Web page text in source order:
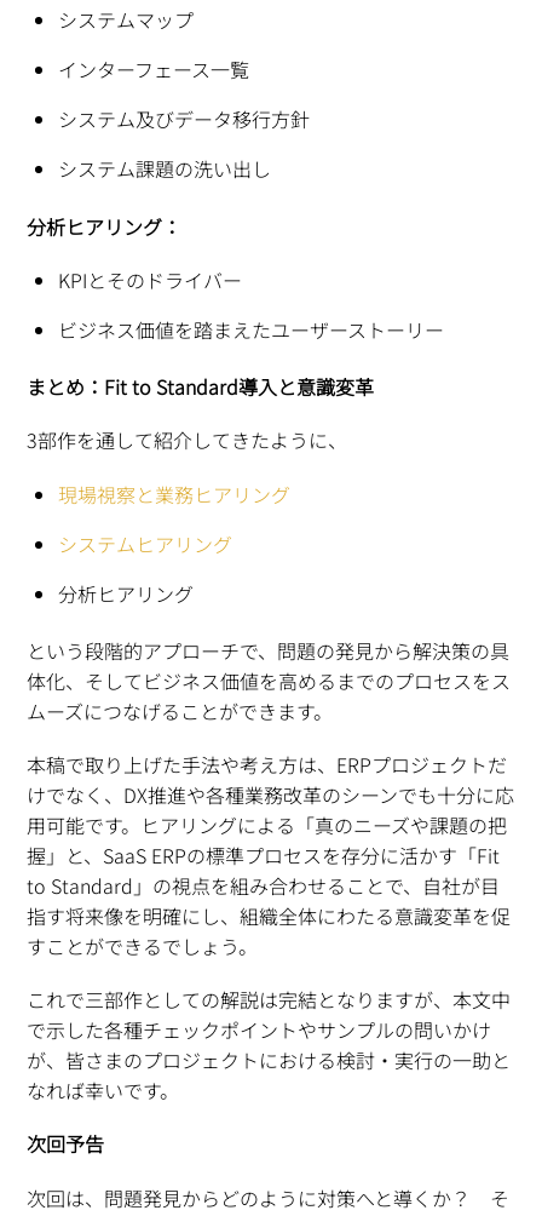
システムマップ
インターフェース一覧
システム及びデータ移行方針
システム課題の洗い出し
分析ヒアリング：
KPIとそのドライバー
ビジネス価値を踏まえたユーザーストーリー
まとめ：Fit to Standard導入と意識変革
3部作を通して紹介してきたように、
現場視察と業務ヒアリング
システムヒアリング
分析ヒアリング
という段階的アプローチで、問題の発見から解決策の具
体化、そしてビジネス価値を高めるまでのプロセスをス
ムーズにつなげることができます。
本稿で取り上げた手法や考え方は、ERPプロジェクトだ
けでなく、DX推進や各種業務改革のシーンでも十分に応
用可能です。ヒアリングによる「真のニーズや課題の把
握」と、SaaS ERPの標準プロセスを存分に活かす「Fit
to Standard」の視点を組み合わせることで、自社が目
指す将来像を明確にし、組織全体にわたる意識変革を促
すことができるでしょう。
これで三部作としての解説は完結となりますが、本文中
で示した各種チェックポイントやサンプルの問いかけ
が、皆さまのプロジェクトにおける検討・実行の一助と
なれば幸いです。
次回予告
次回は、問題発見からどのように対策へと導くか？ そ